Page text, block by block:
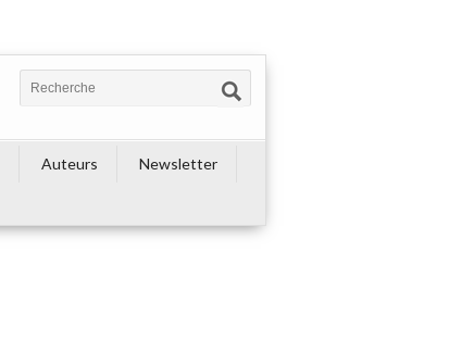
Auteurs
Newsletter